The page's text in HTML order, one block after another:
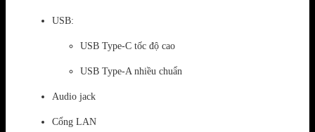
USB:
USB Type-C tốc độ cao
USB Type-A nhiều chuẩn
Audio jack
Cổng LAN